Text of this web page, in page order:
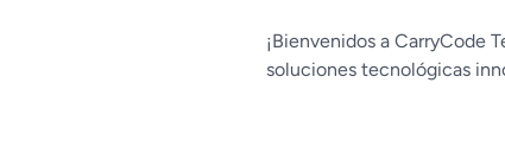
¡Bienvenidos a CarryCode
soluciones tecnológicas